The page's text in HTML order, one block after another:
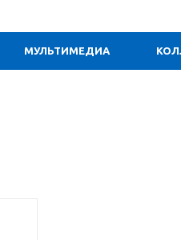
МУЛЬТИМЕДИА